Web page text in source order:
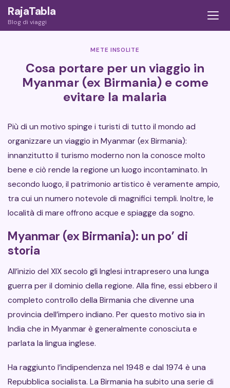
Skip
content
RajaTabla
Blog di viaggi
METE INSOLITE
Cosa portare per un viaggio in
Myanmar (ex Birmania) e come
evitare la malaria
Più di un motivo spinge i turisti di tutto il mondo ad
organizzare un viaggio in Myanmar (ex Birmania):
innanzitutto il turismo moderno non la conosce molto
bene e ciò rende la regione un luogo incontaminato. In
secondo luogo, il patrimonio artistico è veramente ampio,
tra cui un numero notevole di magnifici templi. Inoltre, le
località di mare offrono acque e spiagge da sogno.
Myanmar (ex Birmania): un po’ di
storia
All’inizio del XIX secolo gli Inglesi intrapresero una lunga
guerra per il dominio della regione. Alla fine, essi ebbero il
completo controllo della Birmania che divenne una
provincia dell’impero indiano. Per questo motivo sia in
India che in Myanmar è generalmente conosciuta e
parlata la lingua inglese.
Ha raggiunto l’indipendenza nel 1948 e dal 1974 è una
Repubblica socialista. La Birmania ha subito una serie di